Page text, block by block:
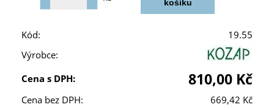
Kód:
19.55
Výrobce:
Cena s DPH:
810,00 Kč
Cena bez DPH:
669,42 Kč